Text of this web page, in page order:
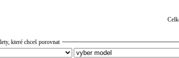
které chceš porovnat